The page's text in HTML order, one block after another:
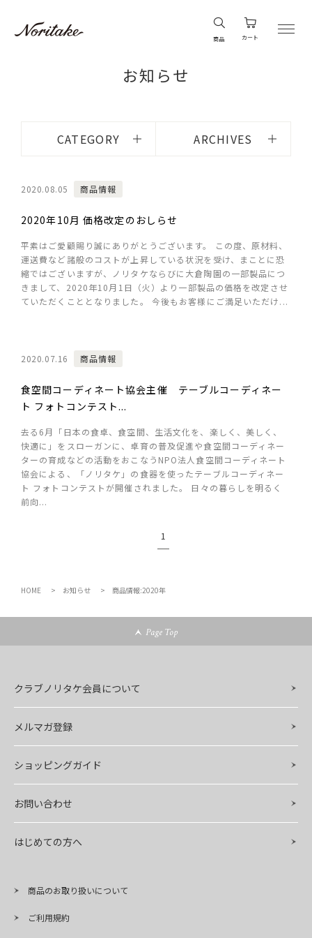
商品 カート
お知らせ
CATEGORY ARCHIVES
2020.08.05 商品情報
2020年10月 価格改定のおしらせ
平素はご愛顧賜り誠にありがとうございます。 この度、原材料、
運送費など諸般のコストが上昇している状況を受け、まことに恐
縮ではございますが、ノリタケならびに大倉陶園の一部製品につ
きまして、2020年10月1日（火）より一部製品の価格を改定させ
ていただくこととなりました。 今後もお客様にご満足いただけ...
2020.07.16 商品情報
食空間コーディネート協会主催 テーブルコーディネー
ト フォトコンテスト...
去る6月「日本の食卓、食空間、生活文化を、楽しく、美しく、
快適に」をスローガンに、卓育の普及促進や食空間コーディネー
ターの育成などの活動をおこなうNPO法人食空間コーディネート
協会による、「ノリタケ」の食器を使ったテーブルコーディネー
ト フォトコンテストが開催されました。 日々の暮らしを明るく
前向...
1
HOME お知らせ 商品情報:2020年
Page Top
クラブノリタケ会員について
メルマガ登録
ショッピングガイド
お問い合わせ
はじめての方へ
商品のお取り扱いについて
ご利用規約